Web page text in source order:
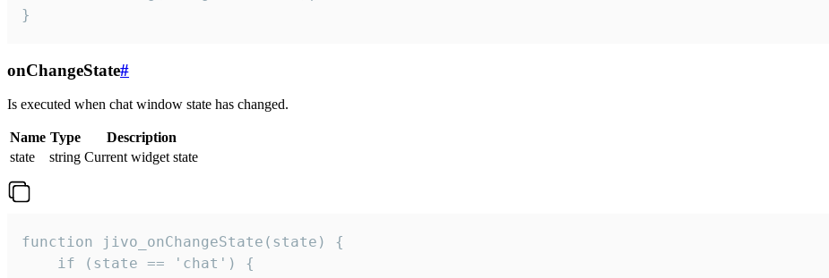
}
onChangeState#
Is executed when chat window state has changed.
Name Type
Description
state
string Current widget state
function jivo_onChangeState(state) {
    if (state == 'chat') {